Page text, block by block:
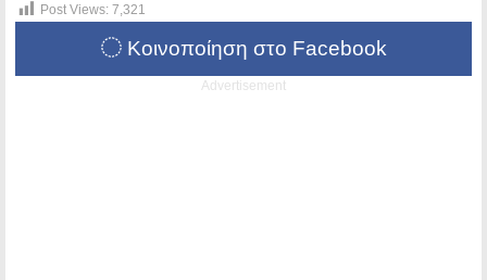
Post Views: 7,321
Κοινοποίηση στο Facebook
Advertisement